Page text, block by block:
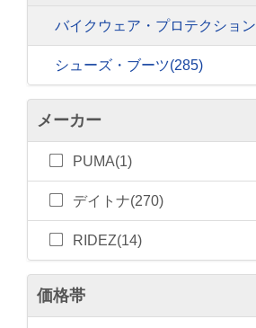
バイクウェア・プロテクション
シューズ・ブーツ(285)
メーカー
PUMA(1)
デイトナ(270)
RIDEZ(14)
価格帯